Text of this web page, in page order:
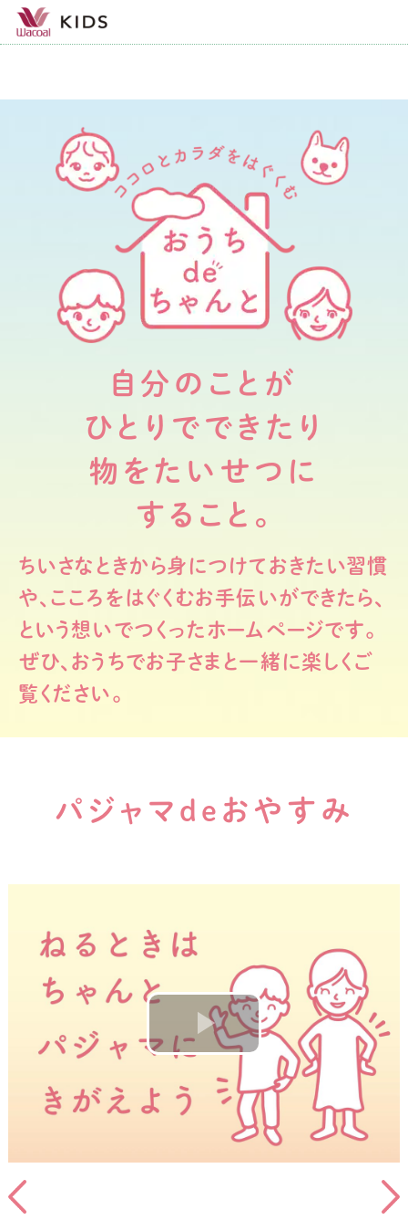
自分のことが
ひとりでできたり
物をたいせつに
すること。
ちいさなときから身につけておきたい習慣
や、 こころをはぐくむお手伝いができたら、
という想いでつくったホームページです。
ぜひ、おうちでお子さまと一緒に楽しくご
覧ください。
パジャマdeおやすみ